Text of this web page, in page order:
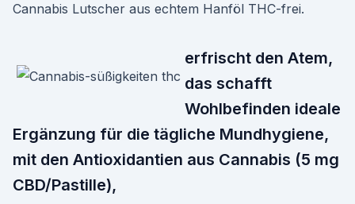
Cannabis Lutscher aus echtem Hanföl THC-frei.
erfrischt den Atem,
das schafft
Wohlbefinden ideale
Ergänzung für die tägliche Mundhygiene,
mit den Antioxidantien aus Cannabis (5 mg
CBD/Pastille),